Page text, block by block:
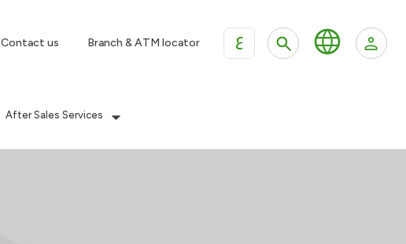
Contact us Branch & ATM locator ع
After Sales Services